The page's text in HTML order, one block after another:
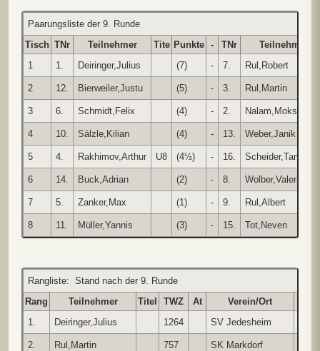
Paarungsliste der 9. Runde
Tisch TNr Teilnehmer Tite Punkte - TNr
Teilnehmer
1
1. Deiringer,Julius (7) - 7. Rul,Robert
2 12. Bierweiler,Justu (5) - 3. Rul,Martin
3 6. Schmidt,Felix (4) - 2.
4 10. Sälzle,Kilian (4) - 13. Weber,Janik
5 4. Rakhimov,Arthur U8 (4½) - 16. Scheider,Tamia
6 14. Buck,Adrian (2) - 8. Wolber,Valerie
7 5. Zanker,Max (1) - 9. Rul,Albert
8 11. Müller,Yannis (3) - 15. Tot,Neven
Rangliste: Stand nach der 9. Runde
Rang
Teilnehmer Titel TWZ At Verein/Ort
1.
Deiringer,Julius 1264 SV Jedesheim
2. Rul,Martin 757 SK Markdorf